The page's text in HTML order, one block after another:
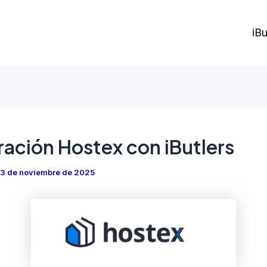
Hostex con iButlers
3 de noviembre de 2025